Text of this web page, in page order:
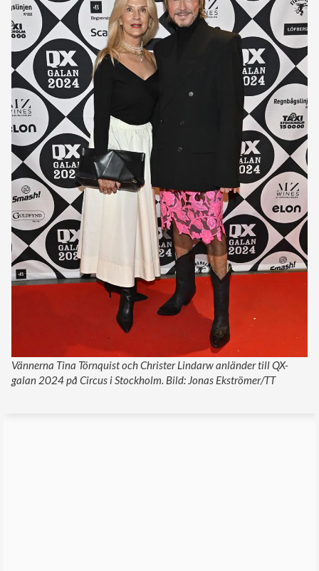
Vännerna Tina Törnquist och Christer Lindarw anländer till QX-
galan 2024 på Circus i Stockholm. Bild: Jonas Ekströmer/TT